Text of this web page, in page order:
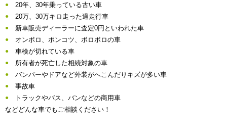
20年、30年乗っている古い車
20万、30万キロ走った過走行車
新車販売ディーラーに査定0円といわれた車
オンボロ、ポンコツ、ボロボロの車
車検が切れている車
所有者が死亡した相続対象の車
バンパーやドアなど外装がへこんだりキズが多い車
事故車
トラックやバス、バンなどの商用車
などどんな車でもご相談ください！